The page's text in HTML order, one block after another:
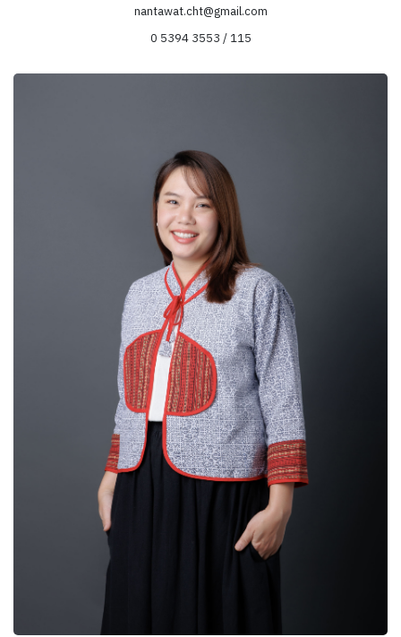
ข้อมูลความเชี่ยวชาญ
Social and Cultural Theory (Critical Theory, British New Left),
Working Class Politics, Agrarian Labour, Cultural Resistance,
Right-Left Populism
nantawat.cht@gmail.com
0 5394 3553 / 115